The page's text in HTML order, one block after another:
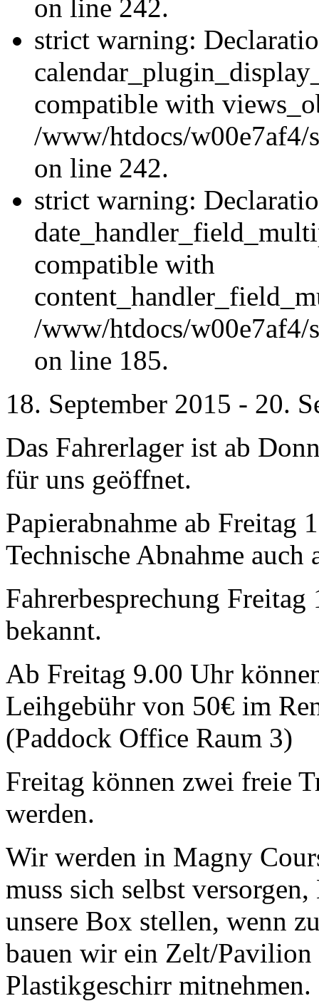
on line 242.
strict warning:
compatible with
/www/htdocs/w00e7af4/
on line 242.
strict warning:
compatible with
/www/htdocs/w00e7af4/
on line 185.
18. September 2015 - 20.
Das Fahrerlager ist ab
für uns geöffnet.
Papierabnahme ab Freitag
Technische Abnahme
Fahrerbesprechung
bekannt.
Ab Freitag 9.00 Uhr
Leihgebühr von 50€ im
(Paddock Office Raum 3)
Freitag können zwei freie
werden.
Wir werden in Magny
muss sich selbst
unsere Box stellen, wenn
bauen wir ein Zelt/
Plastikgeschirr mitnehmen.